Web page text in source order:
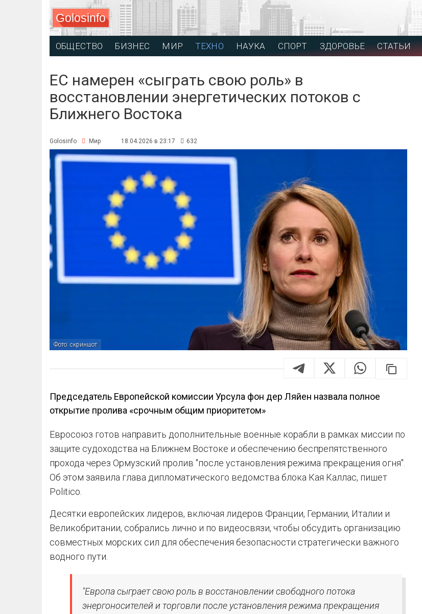
Golosinfo
ОБЩЕСТВО БИЗНЕС МИР ТЕХНО НАУКА СПОРТ ЗДОРОВЬЕ СТАТЬИ
ЕС намерен «сыграть свою роль» в
восстановлении энергетических потоков с
Ближнего Востока
Golosinfo Мир 18.04.2026 в 23:17 632
Фото: скриншот
Председатель Европейской комиссии Урсула фон дер Ляйен назвала полное
открытие пролива «срочным общим приоритетом»
Евросоюз готов направить дополнительные военные корабли в рамках миссии по
защите судоходства на Ближнем Востоке и обеспечению беспрепятственного
прохода через Ормузский пролив "после установления режима прекращения огня".
Об этом заявила глава дипломатического ведомства блока Кая Каллас, пишет
Politico.
Десятки европейских лидеров, включая лидеров Франции, Германии, Италии и
Великобритании, собрались лично и по видеосвязи, чтобы обсудить организацию
совместных морских сил для обеспечения безопасности стратегически важного
водного пути.
"Европа сыграет свою роль в восстановлении свободного потока
энергоносителей и торговли после установления режима прекращения